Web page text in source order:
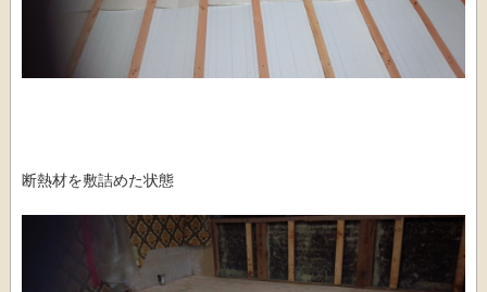
断熱材を敷詰めた状態